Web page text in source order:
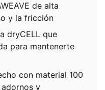
de alta
y la fricción
dryCELL que
para mantenerte
con material 100
y